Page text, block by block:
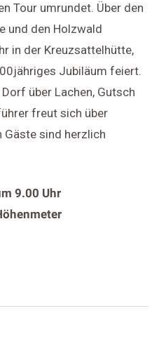
Tour umrundet. Über den
und den Holzwald
in der Kreuzsattelhütte,
Jubiläum feiert.
über Lachen, Gutsch
freut sich über
Gäste sind herzlich
9.00 Uhr